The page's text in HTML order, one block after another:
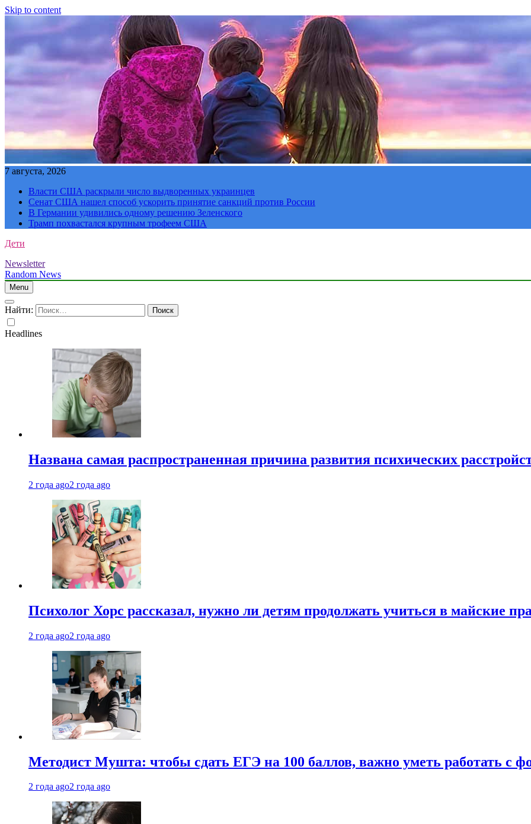
Skip to content
7 августа, 2026
Власти США раскрыли число выдворенных украинцев
Сенат США нашел способ ускорить принятие санкций против России
В Германии удивились одному решению Зеленского
Трамп похвастался крупным трофеем США
Дети
Newsletter
Random News
Menu
Найти:
Headlines
Названа самая распространенная причина развития психических
2 года ago2 года ago
Психолог Хорс рассказал, нужно ли детям продолжать учиться в майские
2 года ago2 года ago
Методист Мушта: чтобы сдать ЕГЭ на 100 баллов, важно уметь работать с
2 года ago2 года ago